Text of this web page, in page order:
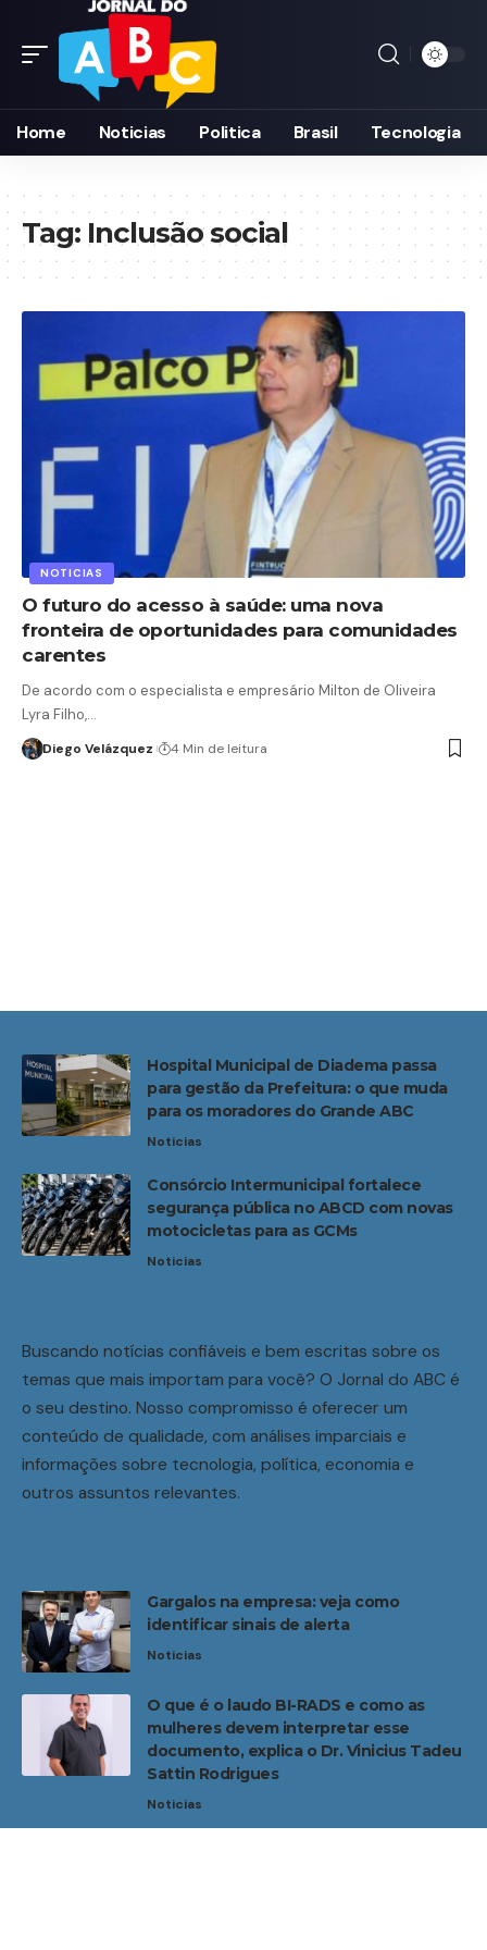
Home Noticias Politica Brasil Tecnologia
Tag: Inclusão social
NOTICIAS
O futuro do acesso à saúde: uma nova
fronteira de oportunidades para comunidades
carentes
De acordo com o especialista e empresário Milton de Oliveira
Lyra Filho,…
Diego Velázquez 4 Min de leitura
Hospital Municipal de Diadema passa
para gestão da Prefeitura: o que muda
para os moradores do Grande ABC
Noticias
Consórcio Intermunicipal fortalece
segurança pública no ABCD com novas
motocicletas para as GCMs
Noticias
Buscando notícias confiáveis e bem escritas sobre os
temas que mais importam para você? O Jornal do ABC é
o seu destino. Nosso compromisso é oferecer um
conteúdo de qualidade, com análises imparciais e
informações sobre tecnologia, política, economia e
outros assuntos relevantes.
Gargalos na empresa: veja como
identificar sinais de alerta
Noticias
O que é o laudo BI-RADS e como as
mulheres devem interpretar esse
documento, explica o Dr. Vinicius Tadeu
Sattin Rodrigues
Noticias